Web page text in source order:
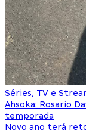
Séries, TV e
Ahsoka: Rosario
temporada
Novo ano terá